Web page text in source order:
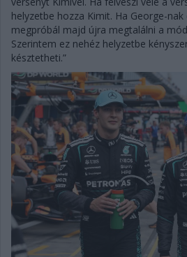
helyzetbe hozza Kimit. Ha George-nak
megpróbál majd újra megtalálni a
Szerintem ez nehéz helyzetbe
késztetheti.”